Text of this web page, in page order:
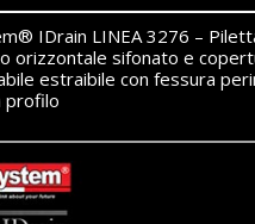
IDrain LINEA 3276 –
orizzontale sifonato e
estraibile con fessura
profilo